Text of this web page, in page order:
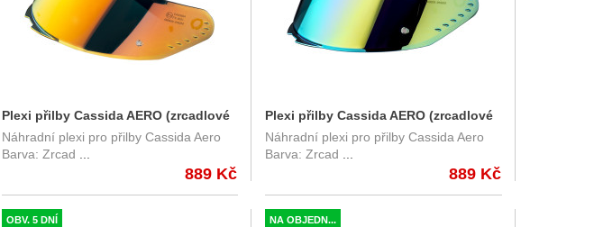
Plexi přilby Cassida AERO (zrcadlové
oranžové REVO) s přípravou pro
Pinlock
Náhradní plexi pro přilby Cassida Aero
Barva: Zrcad ...
889 Kč
Plexi přilby Cassida AERO (zrcadlové
zlaté REVO) s přípravou pro Pinlock
Náhradní plexi pro přilby Cassida Aero
Barva: Zrcad ...
889 Kč
OBV. 5 DNÍ NA OBJEDN...